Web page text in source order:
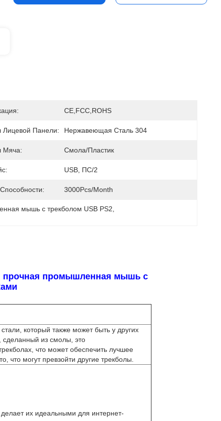
CE,FCC,ROHS
Лицевой Панели: Нержавеющая Сталь 304
Мяча: Смола/пластик
USB, ПС/2
3000Pcs/Month
мышь с трекболом USB PS2
прочная промышленная мышь с
который также может быть у других
сделанный из смолы, это
что может обеспечить лучшее
что могут превзойти другие трекболы.
их идеальными для интернет-